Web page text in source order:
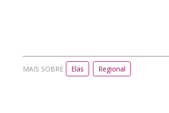
MAIS SOBRE Elas Regional